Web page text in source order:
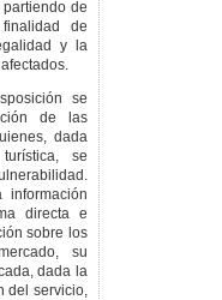
de
de
y la
se
de las
dada
se
directa e
sobre los
su
dada la
del servicio,